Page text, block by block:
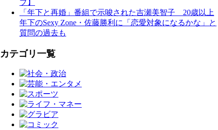
プ】
「年下と再婚」番組で示唆された吉瀬美智子 20歳以上
年下のSexy Zone・佐藤勝利に「恋愛対象になるかな」と
質問の過去も
カテゴリ一覧